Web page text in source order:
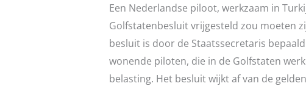
Een Nederlandse piloot, werkzaam in
Golfstatenbesluit vrijgesteld zou moeten
besluit is door de Staatssecretaris
wonende piloten, die in de Golfstaten
belasting. Het besluit wijkt af van de